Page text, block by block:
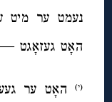
נעמט ער מיט
האָט געזאָגט
(י) האָט ער